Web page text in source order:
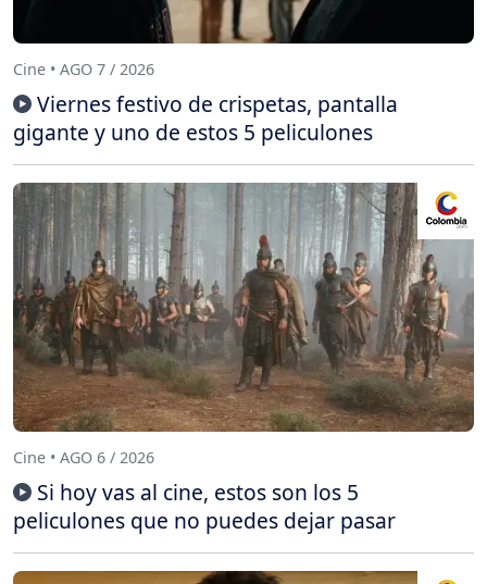
Cine • AGO 7 / 2026
Viernes festivo de crispetas, pantalla
gigante y uno de estos 5 peliculones
Cine • AGO 6 / 2026
Si hoy vas al cine, estos son los 5
peliculones que no puedes dejar pasar